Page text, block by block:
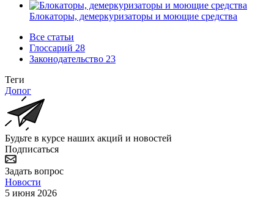
Блокаторы, демеркуризаторы и моющие средства
Все статьи
Глоссарий 28
Законодательство 23
Теги
Допог
Будьте в курсе наших акций и новостей
Подписаться
Задать вопрос
Новости
5 июня 2026